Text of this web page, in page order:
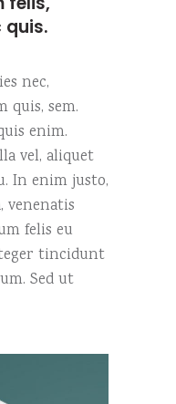
quis.
nec,
quis, sem.
enim.
vel, aliquet
In enim justo,
venenatis
felis eu
tincidunt
Sed ut